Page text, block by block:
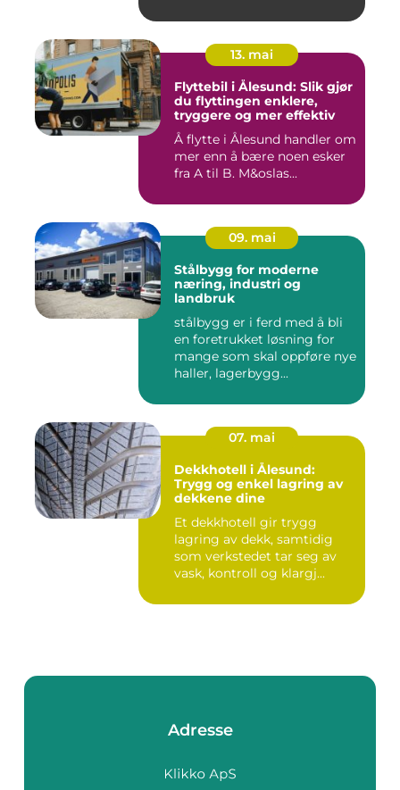
13. mai
Flyttebil i Ålesund: Slik gjør
du flyttingen enklere,
tryggere og mer effektiv
Å flytte i Ålesund handler om
mer enn å bære noen esker
fra A til B. M&oslas...
09. mai
Stålbygg for moderne
næring, industri og
landbruk
stålbygg er i ferd med å bli
en foretrukket løsning for
mange som skal oppføre nye
haller, lagerbygg...
07. mai
Dekkhotell i Ålesund:
Trygg og enkel lagring av
dekkene dine
Et dekkhotell gir trygg
lagring av dekk, samtidig
som verkstedet tar seg av
vask, kontroll og klargj...
Adresse